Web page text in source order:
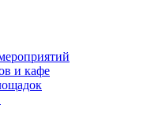
и кафе